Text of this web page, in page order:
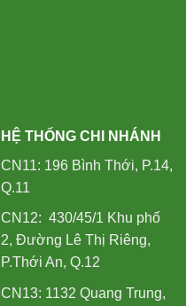
HỆ THỐNG CHI NHÁNH
CN11: 196 Bình Thới, P.14,
Q.11
CN12: 430/45/1 Khu phố
2, Đường Lê Thị Riêng,
P.Thới An, Q.12
CN13: 1132 Quang Trung,